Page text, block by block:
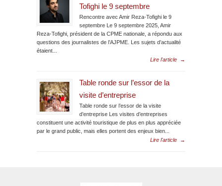
Tofighi le 9 septembre
Rencontre avec Amir Reza-Tofighi le 9
septembre Le 9 septembre 2025, Amir
Reza-Tofighi, président de la CPME nationale, a répondu aux
questions des journalistes de l’AJPME. Les sujets d’actualité
étaient...
Lire l'article
→
Table ronde sur l’essor de la
visite d’entreprise
Table ronde sur l’essor de la visite
d’entreprise Les visites d’entreprises
constituent une activité touristique de plus en plus appréciée
par le grand public, mais elles portent des enjeux bien...
Lire l'article
→